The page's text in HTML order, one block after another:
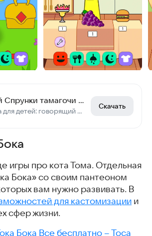
Мой Спрунки тамагочи питомец: создай своего морфа
Игра для детей: говорящий виртуальный питомец. Одевалки с инкредибокс спрунками.
Скачать
игры про кота Тома. Отдельная
Бока» со своим пантеоном
вам нужно развивать. В
для кастомизации и
сфер жизни.
Бока Все бесплатно – Toca